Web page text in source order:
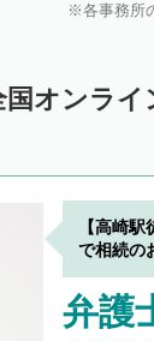
各事務所
オンラ
【高崎
で相続の
弁護